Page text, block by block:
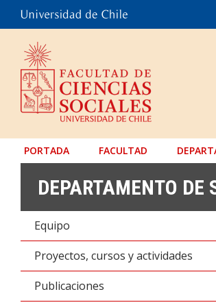
PORTADA FACULTAD
DEPARTAMENTO DE
Equipo
Proyectos, cursos y actividades
Publicaciones